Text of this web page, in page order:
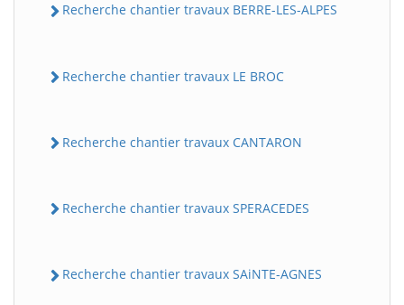
Recherche chantier travaux BERRE-LES-ALPES
Recherche chantier travaux LE BROC
Recherche chantier travaux CANTARON
Recherche chantier travaux SPERACEDES
Recherche chantier travaux SAiNTE-AGNES